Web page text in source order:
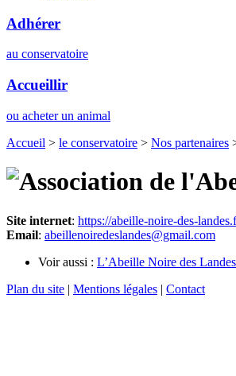
Adhérer
au conservatoire
Accueillir
ou acheter un animal
Accueil > le conservatoire > Nos partenaires
Site internet: https://abeille-noire-des-
Email: abeillenoiredeslandes@gmail.com
Voir aussi : L’Abeille Noire des
Plan du site | Mentions légales | Contact